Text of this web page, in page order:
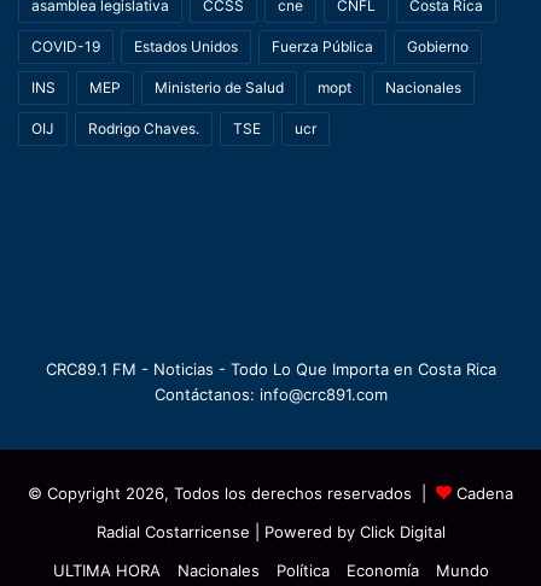
asamblea legislativa CCSS cne CNFL Costa Rica
COVID-19 Estados Unidos Fuerza Pública Gobierno
INS MEP Ministerio de Salud mopt Nacionales
OIJ Rodrigo Chaves. TSE ucr
CRC89.1 FM - Noticias - Todo Lo Que Importa en Costa Rica
Contáctanos: info@crc891.com
© Copyright 2026, Todos los derechos reservados |
Cadena
Radial Costarricense | Powered by Click Digital
ULTIMA HORA
Nacionales Política Economía Mundo